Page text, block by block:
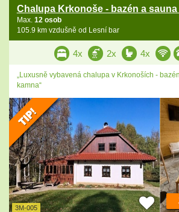
Chalupa Krkonoše - bazén a
Max. 12 osob
105.9 km vzdušně od Lesní bar
4x 2x 4x
„Luxusně vybavená chalupa v Krkonoších -
kamna“
3M-005